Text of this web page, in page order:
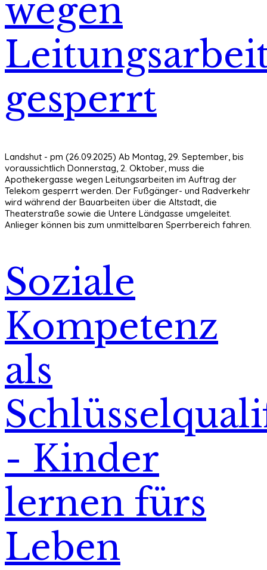
wegen
gesperrt
Landshut - pm (26.09.2025) Ab Montag, 29. September, bis
voraussichtlich Donnerstag, 2. Oktober, muss die
Apothekergasse wegen Leitungsarbeiten im Auftrag der
Telekom gesperrt werden. Der Fußgänger- und Radverkehr
wird während der Bauarbeiten über die Altstadt, die
Theaterstraße sowie die Untere Ländgasse umgeleitet.
Anlieger können bis zum unmittelbaren Sperrbereich fahren.
Soziale
Kompetenz
als
- Kinder
lernen fürs
Leben